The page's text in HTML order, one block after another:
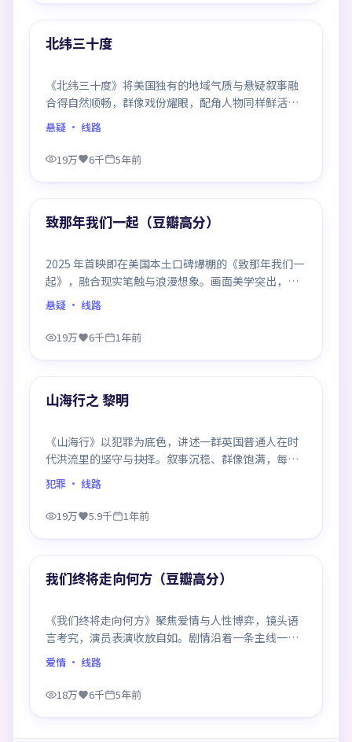
热门
北纬三十度
《北纬三十度》将美国独有的地域气质与悬疑叙事融
合得自然顺畅，群像戏份耀眼，配角人物同样鲜活，
整部作品质感扎实。
悬疑 · 线路
19万 6千 5年前
热门
致那年我们一起（豆瓣高分）
2025 年首映即在美国本土口碑爆棚的《致那年我们一
起》，融合现实笔触与浪漫想象。画面美学突出，节
奏拿捏到位，是当年话题度居高不下的代表作。
悬疑 · 线路
19万 6千 1年前
热门
山海行之 黎明
《山海行》以犯罪为底色，讲述一群英国普通人在时
代洪流里的坚守与抉择。叙事沉稳、群像饱满，每一
场对手戏都打磨得克制而精确，回味悠长。
犯罪 · 线路
19万 5.9千 1年前
热门
我们终将走向何方（豆瓣高分）
《我们终将走向何方》聚焦爱情与人性博弈，镜头语
言考究，演员表演收放自如。剧情沿着一条主线一路
反转，每次揭晓都重塑前情认知，悬念感拉满。
爱情 · 线路
18万 6千 5年前